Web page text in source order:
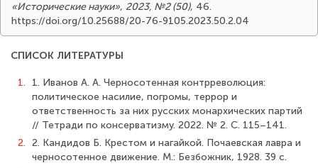
«Исторические науки», 2023, №2 (50), 46.
https://doi.org/10.25688/20-76-9105.2023.50.2.04
СПИСОК ЛИТЕРАТУРЫ
1.
1. Иванов А. А. Черносотенная контрреволюция:
политическое насилие, погромы, террор и
ответственность за них русских монархических партий
// Тетради по консерватизму. 2022. № 2. С. 115–141.
2. 2. Кандидов Б. Крестом и нагайкой. Почаевская лавра и
черносотенное движение. М.: Безбожник, 1928. 39 с.